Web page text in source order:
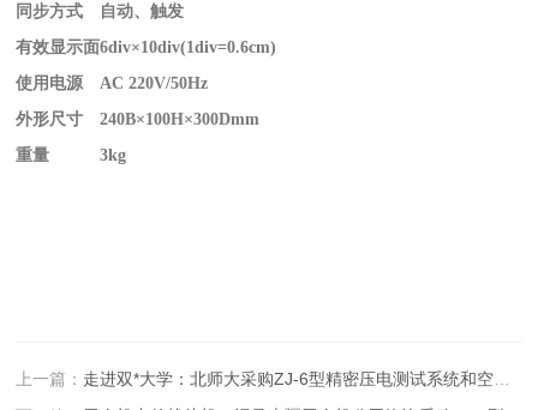
同步方式
自动、触发
有效显示面6div×10div(1div=0.6cm)
使用电源
AC 220V/50Hz
外形尺寸
240B×100H×300Dmm
重量
3kg
上一篇： 走进双*大学：北师大采购ZJ-6型精密压电测试系统和空气薄膜极化装置